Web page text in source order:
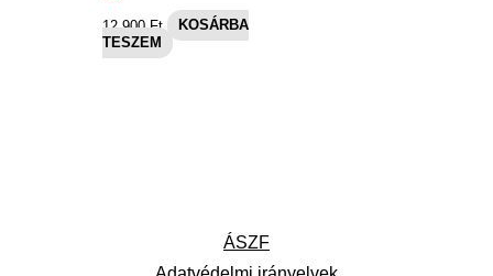
12,900Ft
KOSÁRBA
TESZEM
ÁSZF